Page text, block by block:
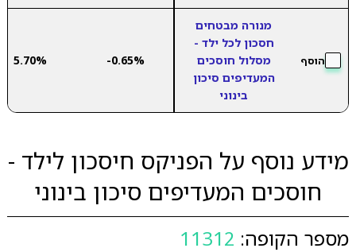
הוסף
מנורה מבטחים
חסכון לכל ילד -
מסלול חוסכים
המעדיפים סיכון
בינוני
-0.65%
5.70%
מידע נוסף על הפניקס חיסכון לילד -
חוסכים המעדיפים סיכון בינוני
מספר הקופה: 11312